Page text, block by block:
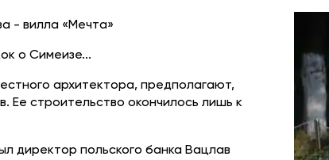
- вилла «Мечта»
о Симеизе...
архитектора, предполагают,
Ее строительство окончилось лишь к
директор польского банка Вацлав